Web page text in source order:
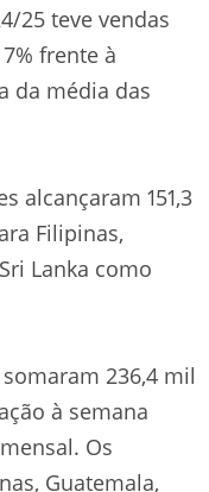
25 teve vendas
frente à
da média das
alcançaram 151,3
Filipinas,
Lanka como
236,4 mil
à semana
Os
Guatemala,